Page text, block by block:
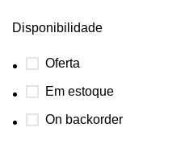
Disponibilidade
Oferta
Em estoque
On backorder